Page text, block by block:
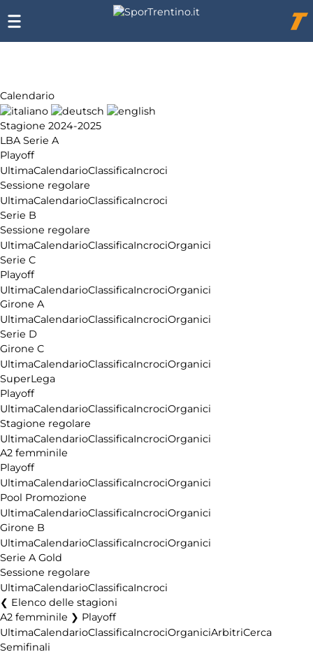
Calendario
Stagione 2024-2025
LBA Serie A
Playoff
UltimaCalendarioClassificaIncroci
Sessione regolare
UltimaCalendarioClassificaIncroci
Serie B
Sessione regolare
UltimaCalendarioClassificaIncrociOrganici
Serie C
Playoff
UltimaCalendarioClassificaIncrociOrganici
Girone A
UltimaCalendarioClassificaIncrociOrganici
Serie D
Girone C
UltimaCalendarioClassificaIncrociOrganici
SuperLega
Playoff
UltimaCalendarioClassificaIncrociOrganici
Stagione regolare
UltimaCalendarioClassificaIncrociOrganici
A2 femminile
Playoff
UltimaCalendarioClassificaIncrociOrganici
Pool Promozione
UltimaCalendarioClassificaIncrociOrganici
Girone B
UltimaCalendarioClassificaIncrociOrganici
Serie A Gold
Sessione regolare
UltimaCalendarioClassificaIncroci
Elenco delle stagioni
A2 femminile ❯ Playoff
UltimaCalendarioClassificaIncrociOrganiciArbitriCerca
Semifinali
Chi
siamo
Affiliazione